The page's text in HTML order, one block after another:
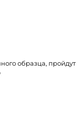
образца, пройдут